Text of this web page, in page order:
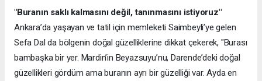
"Buranın saklı kalmasını değil, tanınmasını istiyoruz"
Ankara’da yaşayan ve tatil için memleketi Saimbeyli’ye gelen
Sefa Dal da bölgenin doğal güzelliklerine dikkat çekerek, "Burası
bambaşka bir yer. Mardin’in Beyazsuyu’nu, Darende’deki doğal
güzellikleri gördüm ama buranın ayrı bir güzelliği var. Ayda en